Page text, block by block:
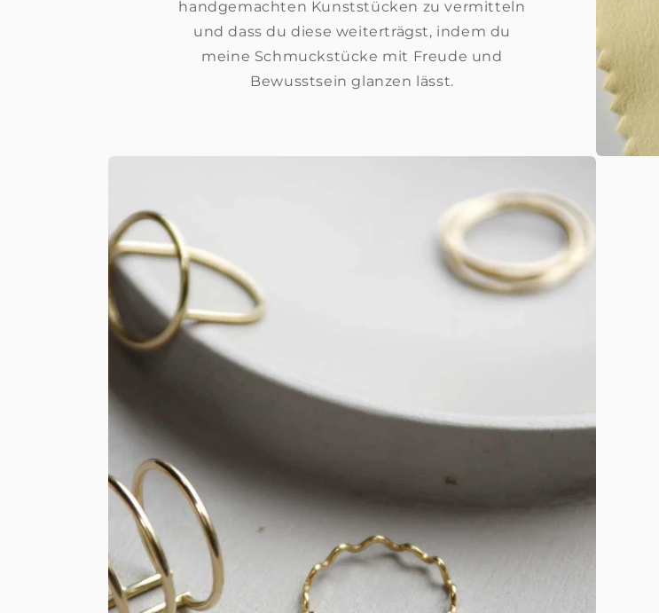
handgemachten Kunststücken zu vermitteln
und dass du diese weiterträgst, indem du
meine Schmuckstücke mit Freude und
Bewusstsein glanzen lässt.